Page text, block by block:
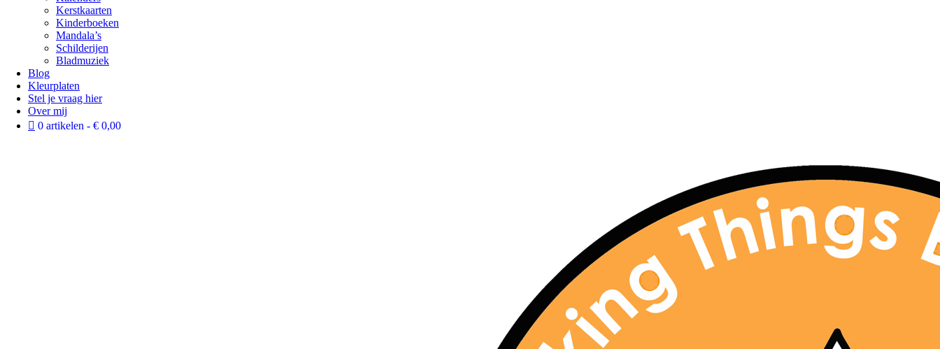
Kerstkaarten
Kinderboeken
Mandala’s
Schilderijen
Bladmuziek
Blog
Kleurplaten
Stel je vraag hier
Over mij
0 artikelen
€ 0,00